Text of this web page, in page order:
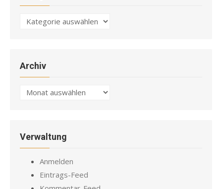
Kategorien
Archiv
Archiv
Verwaltung
Anmelden
Eintrags-Feed